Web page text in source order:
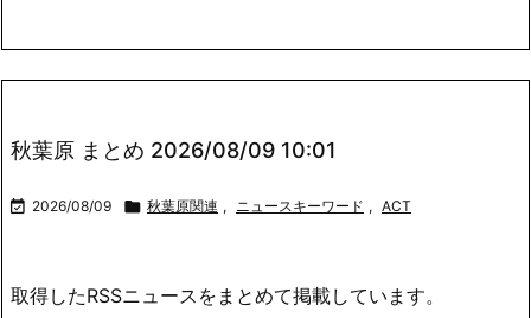
秋葉原 まとめ 2026/08/09 10:01
 2026/08/09  秋葉原関連 , ニュースキーワード , ACT
取得したRSSニュースをまとめて掲載しています。